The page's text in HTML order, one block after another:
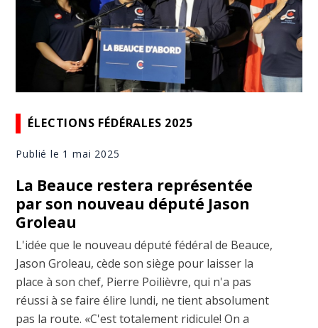
ÉLECTIONS FÉDÉRALES 2025
Publié le 1 mai 2025
La Beauce restera représentée
par son nouveau député Jason
Groleau
L'idée que le nouveau député fédéral de Beauce,
Jason Groleau, cède son siège pour laisser la
place à son chef, Pierre Poilièvre, qui n'a pas
réussi à se faire élire lundi, ne tient absolument
pas la route. «C'est totalement ridicule! On a